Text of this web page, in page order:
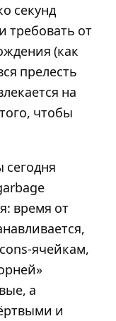
секунд
требовать от
(как
прелесть
на
чтобы
время от
ячейкам,
а
и